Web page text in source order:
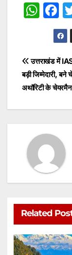
W
s
A
p
p
F
a
c
e
b
o
o
Post
उत्तराखंड में
बड़ी जिम्मेदारी, बने
अथॉरिटी के
Related